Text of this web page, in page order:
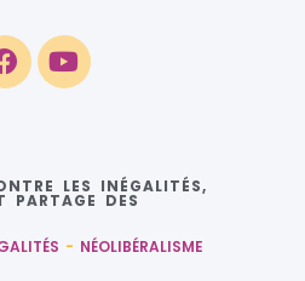
LES INÉGALITÉS,
PARTAGE DES
- NÉOLIBÉRALISME